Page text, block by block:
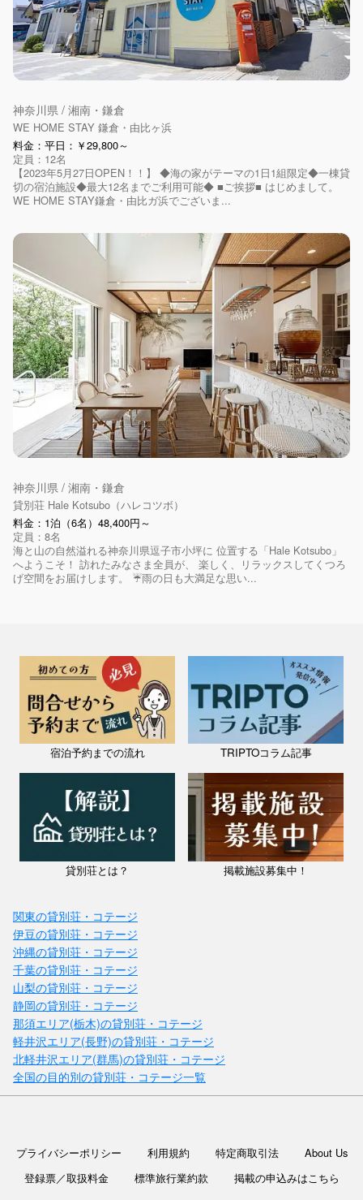
神奈川県 / 湘南・鎌倉
WE HOME STAY 鎌倉・由比ヶ浜
料金：平日：￥29,800～
定員：12名
【2023年5月27日OPEN！！】 ◆海の家がテーマの1日1組限定◆一棟貸
切の宿泊施設◆最大12名までご利用可能◆ ■ご挨拶■ はじめまして。
WE HOME STAY鎌倉・由比ガ浜でございま...
神奈川県 / 湘南・鎌倉
貸別荘 Hale Kotsubo（ハレコツボ）
料金：1泊（6名）48,400円～
定員：8名
海と山の自然溢れる神奈川県逗子市小坪に 位置する「Hale Kotsubo」
へようこそ！ 訪れたみなさま全員が、 楽しく、リラックスしてくつろ
げ空間をお届けします。 ☔️雨の日も大満足な思い...
宿泊予約までの流れ TRIPTOコラム記事
貸別荘とは？ 掲載施設募集中！
関東の貸別荘・コテージ
伊豆の貸別荘・コテージ
沖縄の貸別荘・コテージ
千葉の貸別荘・コテージ
山梨の貸別荘・コテージ
静岡の貸別荘・コテージ
那須エリア(栃木)の貸別荘・コテージ
軽井沢エリア(長野)の貸別荘・コテージ
北軽井沢エリア(群馬)の貸別荘・コテージ
全国の目的別の貸別荘・コテージ一覧
プライバシーポリシー 利用規約 特定商取引法
About Us
登録票／取扱料金
標準旅行業約款 掲載の申込みはこちら